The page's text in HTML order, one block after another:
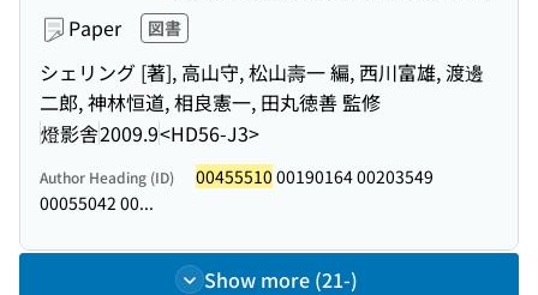
Paper 図書
シェリング [著], 高山守, 松山壽一 編, 西川富雄, 渡邊
二郎, 神林恒道, 相良憲一, 田丸徳善 監修
燈影舎2009.9<HD56-J3>
Author Heading (ID) 00455510 00190164 00203549
00055042 00...
Show more (21-)